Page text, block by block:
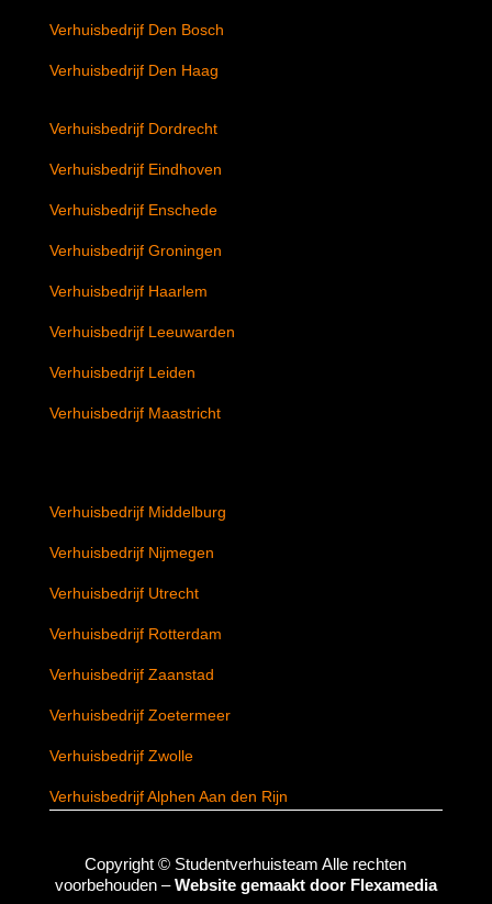
Verhuisbedrijf Den Bosch
Verhuisbedrijf Den Haag
Verhuisbedrijf Dordrecht
Verhuisbedrijf Eindhoven
Verhuisbedrijf Enschede
Verhuisbedrijf Groningen
Verhuisbedrijf Haarlem
Verhuisbedrijf Leeuwarden
Verhuisbedrijf Leiden
Verhuisbedrijf Maastricht
Verhuisbedrijf Middelburg
Verhuisbedrijf Nijmegen
Verhuisbedrijf Utrecht
Verhuisbedrijf Rotterdam
Verhuisbedrijf Zaanstad
Verhuisbedrijf Zoetermeer
Verhuisbedrijf Zwolle
Verhuisbedrijf Alphen Aan den Rijn
Copyright © StudentverhuisteamAlle rechten
voorbehouden –Website gemaakt door Flexamedia